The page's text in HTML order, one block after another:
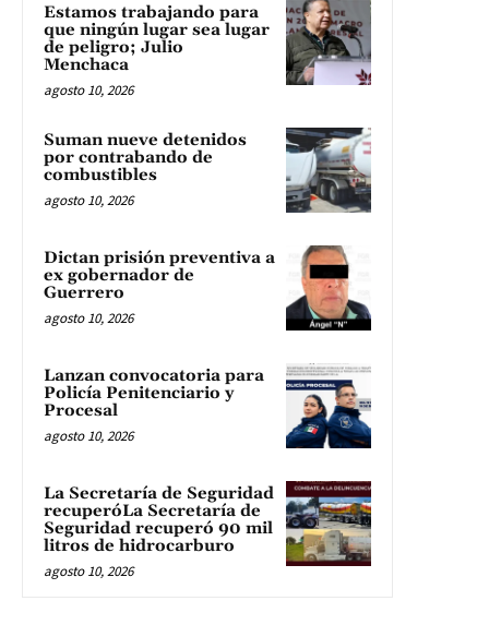
Estamos trabajando para
que ningún lugar sea lugar
de peligro; Julio
Menchaca
agosto 10, 2026
Suman nueve detenidos
por contrabando de
combustibles
agosto 10, 2026
Dictan prisión preventiva a
ex gobernador de
Guerrero
agosto 10, 2026
Lanzan convocatoria para
Policía Penitenciario y
Procesal
agosto 10, 2026
La Secretaría de Seguridad
recuperóLa Secretaría de
Seguridad recuperó 90 mil
litros de hidrocarburo
agosto 10, 2026